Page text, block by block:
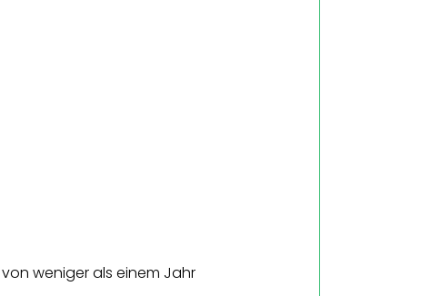
weniger als einem Jahr